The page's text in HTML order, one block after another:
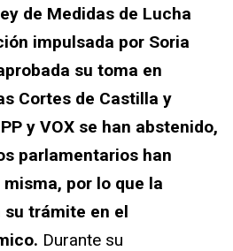
de Medidas de Lucha
impulsada por Soria
su toma en
Cortes de Castilla y
y VOX se han abstenido,
parlamentarios han
por lo que la
trámite en el
Durante su